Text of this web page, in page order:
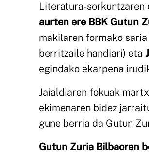
Literatura-sorkuntzaren
aurten ere BBK Gutun
makilaren formako saria
berritzaile handiari) eta
egindako ekarpena
Jaialdiaren fokuak
ekimenaren bidez
gune berria da Gutun
Gutun Zuria Bilbaoren